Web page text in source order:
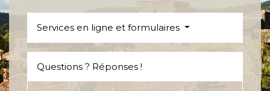
Services en ligne et formulaires
Questions ? Réponses !